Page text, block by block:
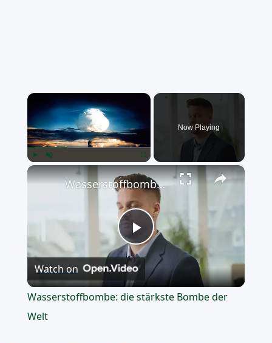
×
Now Playing
×
Play
Video
Wasserstoffbombe: die stärkste Bombe der Welt
Watch on
Wasserstoffbombe: die stärkste Bombe der
Welt